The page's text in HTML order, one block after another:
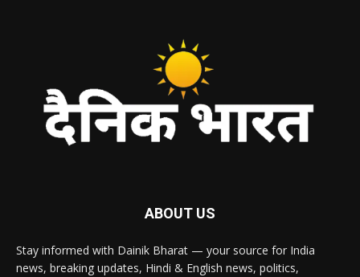
ABOUT US
Stay informed with Dainik Bharat — your source for India
news, breaking updates, Hindi & English news, politics,